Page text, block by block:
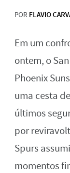
POR FLAVIO
Em um
ontem, o
Phoenix
uma cesta
últimos
por
Spurs
momentos